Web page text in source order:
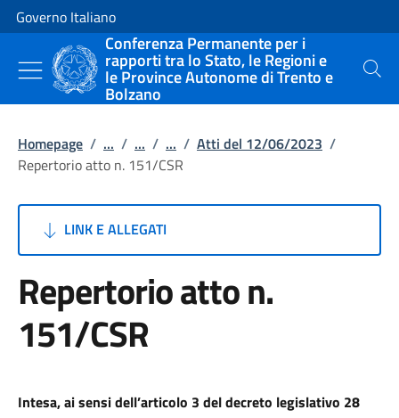
Vai al contenuto
Vai alla navigazione del sito
Governo Italiano
Conferenza Permanente per i
rapporti tra lo Stato, le Regioni e
le Province Autonome di Trento e
Bolzano
Cerca
Homepage / ... / ... / ... / Atti del 12/06/2023 /
Repertorio atto n. 151/CSR
LINK E ALLEGATI
Repertorio atto n.
151/CSR
Intesa, ai sensi dell’articolo 3 del decreto legislativo 28